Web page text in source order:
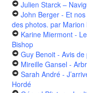
Julien Starck –
John Berger - Et
des photos. par Marion
Karine Miermont -
Bishop
Guy Benoit - Avis de
Mireille Gansel -
Sarah André -
Hordé